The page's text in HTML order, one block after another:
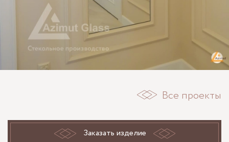
Все проекты
Заказать изделие